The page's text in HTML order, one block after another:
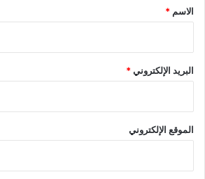
*
الاسم *
البريد الإلكتروني*
الموقع الإلكتروني